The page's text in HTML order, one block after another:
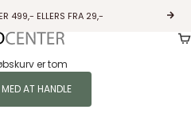
499,- ELLERS FRA 29,-
er tom
AT HANDLE